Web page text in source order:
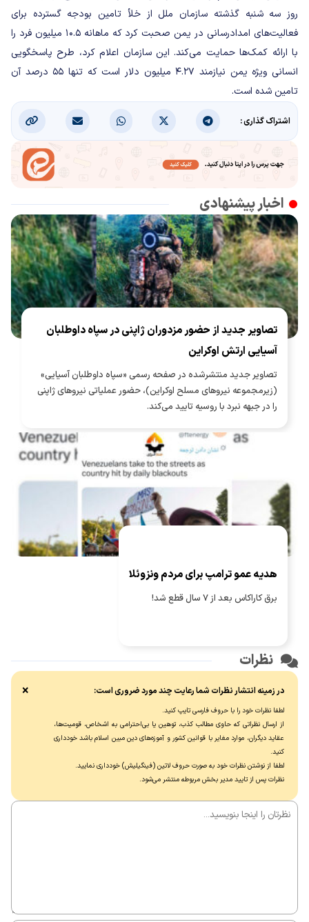
روز سه شنبه گذشته سازمان ملل از خلأ تامین بودجه گسترده برای
فعالیت‌های امدادرسانی در یمن صحبت کرد که ماهانه ۱۰.۵ میلیون فرد را
با ارائه کمک‌ها حمایت می‌کند. این سازمان اعلام کرد، طرح پاسخگویی
انسانی ویژه یمن نیازمند ۴.۲۷ میلیون دلار است که تنها ۵۵ درصد آن
تامین شده است.
اشتراک گذاری :
اخبار پیشنهادی
تصاویر جدید از حضور مزدوران ژاپنی در سپاه داوطلبان
آسیایی ارتش اوکراین
تصاویر جدید منتشرشده در صفحه رسمی «سپاه داوطلبان آسیایی»
(زیرمجموعه نیروهای مسلح اوکراین)، حضور عملیاتی نیروهای ژاپنی
را در جبهه نبرد با روسیه تایید می‌کند.
هدیه عمو ترامپ برای مردم ونزوئلا
برق کاراکاس بعد از ۷ سال قطع شد!
نظرات
در زمینه انتشار نظرات شما رعایت چند مورد ضروری است:
لطفا نظرات خود را با حروف فارسی تایپ کنید.
از ارسال نظراتی که حاوی مطالب کذب، توهین یا بی‌احترامی به اشخاص، قومیت‌ها،
عقاید دیگران، موارد مغایر با قوانین کشور و آموزه‌های دین مبین اسلام باشد خودداری
کنید.
لطفا از نوشتن نظرات خود به صورت حروف لاتین (فینگیلیش) خودداری نماييد.
نظرات پس از تایید مدیر بخش مربوطه منتشر می‌شود.
×